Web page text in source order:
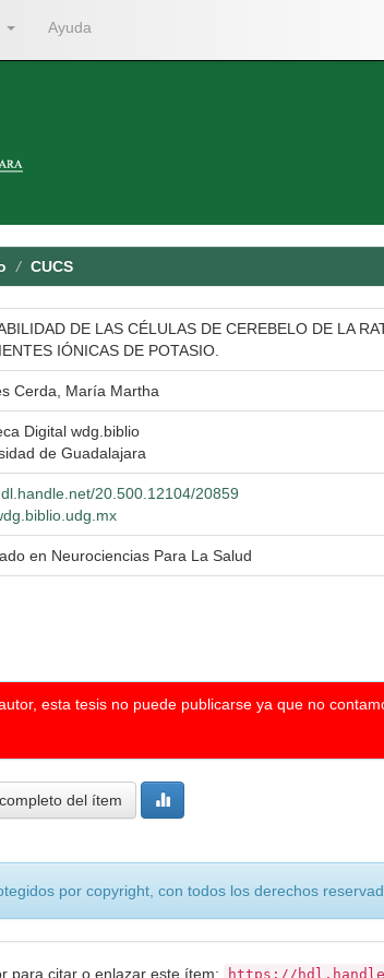
Ayuda
CUCS
DE LAS CÉLULAS DE CEREBELO DE LA
IÓNICAS DE POTASIO.
Cerda, María Martha
Digital wdg.biblio
de Guadalajara
20.500.12104/20859
en Neurociencias Para La Salud
esta tesis no puede publicarse ya que no
del ítem
por copyright, con todos los derechos
para citar o enlazar este ítem: https://